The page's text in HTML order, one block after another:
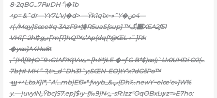
8-2qBG…7FѡDH ‘\�1b
^p= &ˆdr—YY7L’v)�d> —Ÿk1q1x~»ˆY�ݧo4—
r(•/Mqy}Sœe#q 3AzF9+搸R5uaS{sup} ™گ;͹XEA2ƒ51
VH1{`2hl‡g„›[’m[T)hQ™s’Ap{dq{*@ŒL ‹˜ ]Rk
�yœ}A4Ho8ŧ
‚ˆ|H\[B†O˜9 ›GIAf?KţVw„= [h#*jȽE �~ƒ G B*$)œ|;`U‹0UHDi O2(…
7b†# MH “–?‚t>_dˆDh31˜y;SŒN–EO)tY’x?dGšPo™
‹ϣ+^Lb϶X]I*‚ˆA’…mb]EfJ»* ƒwyb_&ٻ{Dh‰newY~eIœ’e»}W%
y.—|uvyiN„Ÿbc}S7.ep]$›y-{‰9]N›;„-sR:Izz“OqOBxLѱz=»E7ho: